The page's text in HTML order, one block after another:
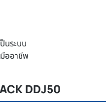
นระบบ
ออาชีพ
DDJ50